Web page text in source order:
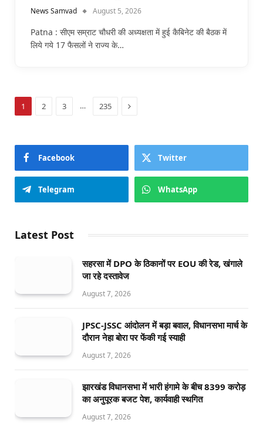
News Samvad August 5, 2026
Patna : सीएम सम्राट चौधरी की अध्यक्षता में हुई कैबिनेट की बैठक में
लिये गये 17 फैसलों ने राज्य के…
1 2 3 … 235 Next
Facebook Twitter
Telegram WhatsApp
Latest Post
सहरसा में DPO के ठिकानों पर EOU की रेड, खंगाले
जा रहे दस्तावेज
August 7, 2026
JPSC-JSSC आंदोलन में बड़ा बवाल, विधानसभा मार्च के
दौरान नेहा बोरा पर फेंकी गई स्याही
August 7, 2026
झारखंड विधानसभा में भारी हंगामे के बीच 8399 करोड़
का अनुपूरक बजट पेश, कार्यवाही स्थगित
August 7, 2026